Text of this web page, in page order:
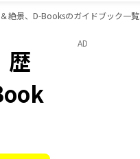
絶景、D-Booksのガイドブック一覧
歴
AD